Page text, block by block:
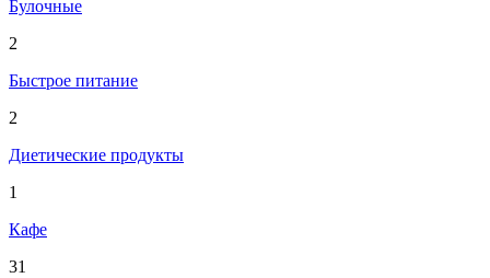
Булочные
2
Быстрое питание
2
Диетические продукты
1
Кафе
31